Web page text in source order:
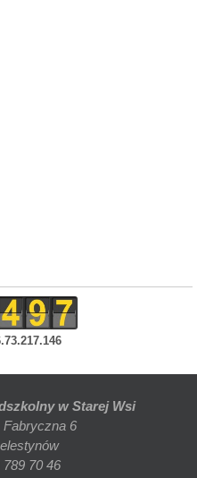
w Starej Wsi
Fabryczna 6
70 46